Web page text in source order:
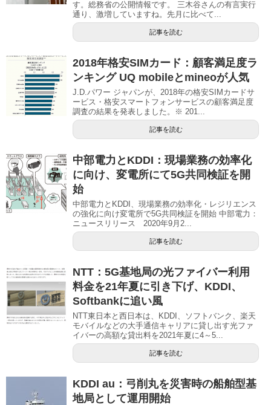
す。総務省の公開情報です。 三木谷さんの有言実行
通り、激増していますね。先月に比べて...
記事を読む
2018年格安SIMカード：顧客満足度ラ
ンキング UQ mobileとmineoが人気
J.D.パワー ジャパンが、2018年の格安SIMカードサ
ービス・格安スマートフォンサービスの顧客満足度
調査の結果を発表しました。※ 201...
記事を読む
中部電力とKDDI：現場業務の効率化
に向け、変電所にて5G共同検証を開
始
中部電力とKDDI、現場業務の効率化・レジリエンス
の強化に向け変電所で5G共同検証を開始 中部電力：
ニュースリリース 2020年9月2...
記事を読む
NTT：5G基地局の光ファイバー利用
料金を21年夏に引き下げ、KDDI、
Softbankに追い風
NTT東日本と西日本は、KDDI、ソフトバンク、楽天
モバイルなどの大手通信キャリアに貸し出す光ファ
イバーの高額な貸出料を2021年夏に4～5...
記事を読む
KDDI au：弓削丸を災害時の船舶型基
地局として運用開始